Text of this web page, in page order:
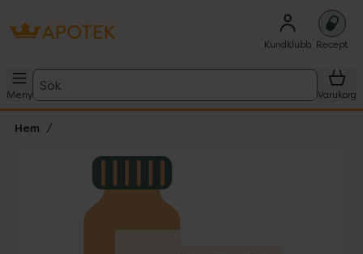
Kundklubb Recept
Meny
Sök
Varukorg
Hem
Lista: . Innehåller 1 objekt.